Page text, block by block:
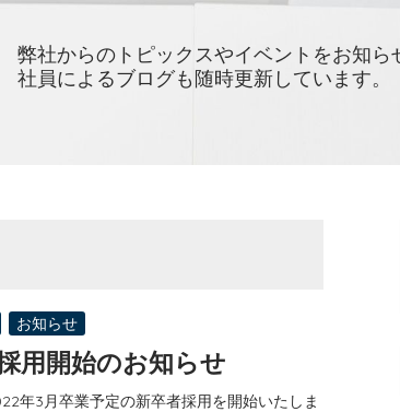
弊社からのトピックスやイベントをお知ら
社員によるブログも随時更新しています。
お知らせ
用開始のお知らせ
年3月卒業予定の新卒者採用を開始いたしま